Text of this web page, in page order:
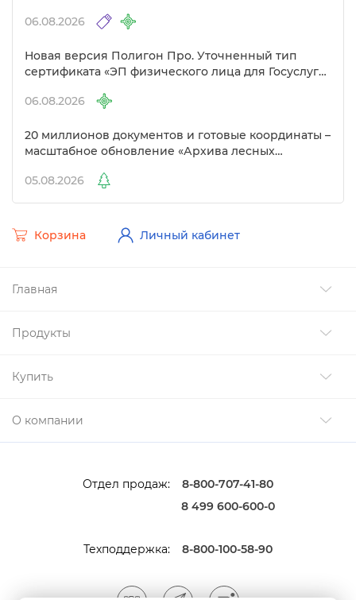
06.08.2026
Новая версия Полигон Про. Уточненный тип
сертификата «ЭП физического лица для Госуслуг»
06.08.2026
20 миллионов документов и готовые координаты –
масштабное обновление «Архива лесных
05.08.2026
Главная
Продукты
Купить
О компании
Корзина Личный кабинет
Отдел продаж:
8-800-707-41-80
8 499 600-600-0
Техподдержка: 8-800-100-58-90